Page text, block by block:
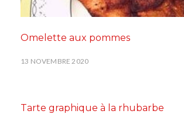
Omelette aux pommes
13 NOVEMBRE 2020
Tarte graphique à la rhubarbe